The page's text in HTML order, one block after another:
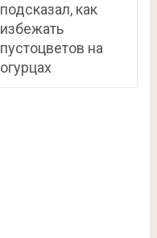
подсказал, как
избежать
пустоцветов на
огурцах